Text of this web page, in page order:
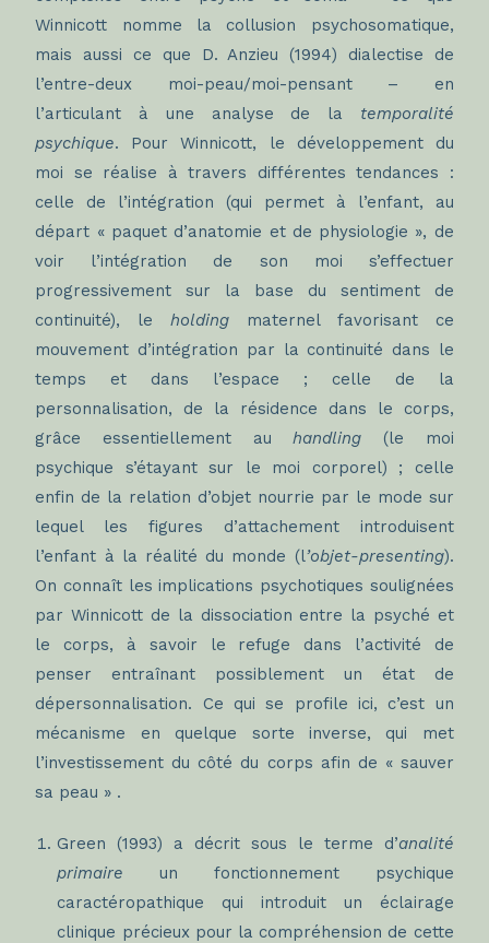
Winnicott nomme la collusion psychosomatique,
mais aussi ce que D. Anzieu (1994) dialectise de
l’entre-deux moi-peau/moi-pensant – en
l’articulant à une analyse de la temporalité
psychique. Pour Winnicott, le développement du
moi se réalise à travers différentes tendances :
celle de l’intégration (qui permet à l’enfant, au
départ « paquet d’anatomie et de physiologie », de
voir l’intégration de son moi s’effectuer
progressivement sur la base du sentiment de
continuité), leholding maternel favorisant ce
mouvement d’intégration par la continuité dans le
temps et dans l’espace ; celle de la
personnalisation, de la résidence dans le corps,
grâce essentiellement auhandling (le moi
psychique s’étayant sur le moi corporel) ; celle
enfin de la relation d’objet nourrie par le mode sur
lequel les figures d’attachement introduisent
l’enfant à la réalité du monde (l’objet-presenting).
On connaît les implications psychotiques soulignées
par Winnicott de la dissociation entre la psyché et
le corps, à savoir le refuge dans l’activité de
penser entraînant possiblement un état de
dépersonnalisation. Ce qui se profile ici, c’est un
mécanisme en quelque sorte inverse, qui met
l’investissement du côté du corps afin de « sauver
sa peau » .
Green (1993) a décrit sous le terme d’analité
primaire un fonctionnement psychique
caractéropathique qui introduit un éclairage
clinique précieux pour la compréhension de cette